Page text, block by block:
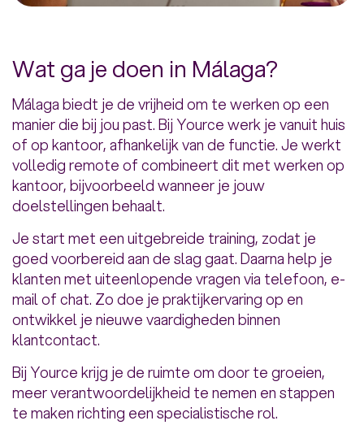
Wat ga je doen in Málaga?
Málaga biedt je de vrijheid om te werken op een
manier die bij jou past. Bij Yource werk je vanuit huis
of op kantoor, afhankelijk van de functie. Je werkt
volledig remote of combineert dit met werken op
kantoor, bijvoorbeeld wanneer je jouw
doelstellingen behaalt.
Je start met een uitgebreide training, zodat je
goed voorbereid aan de slag gaat. Daarna help je
klanten met uiteenlopende vragen via telefoon, e-
mail of chat. Zo doe je praktijkervaring op en
ontwikkel je nieuwe vaardigheden binnen
klantcontact.
Bij Yource krijg je de ruimte om door te groeien,
meer verantwoordelijkheid te nemen en stappen
te maken richting een specialistische rol.